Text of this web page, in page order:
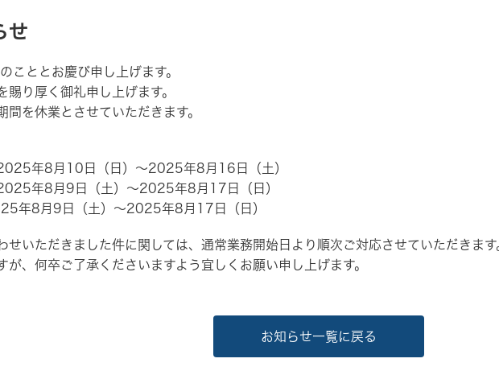
せ
こととお慶び申し上げます。
り厚く御礼申し上げます。
を休業とさせていただきます。
年8月10日（日）～2025年8月16日（土）
年8月9日（土）～2025年8月17日（日）
年8月9日（土）～2025年8月17日（日）
いただきました件に関しては、通常業務開始日より順次ご対応させていただきます
が、何卒ご了承くださいますよう宜しくお願い申し上げます。
お知らせ一覧に戻る